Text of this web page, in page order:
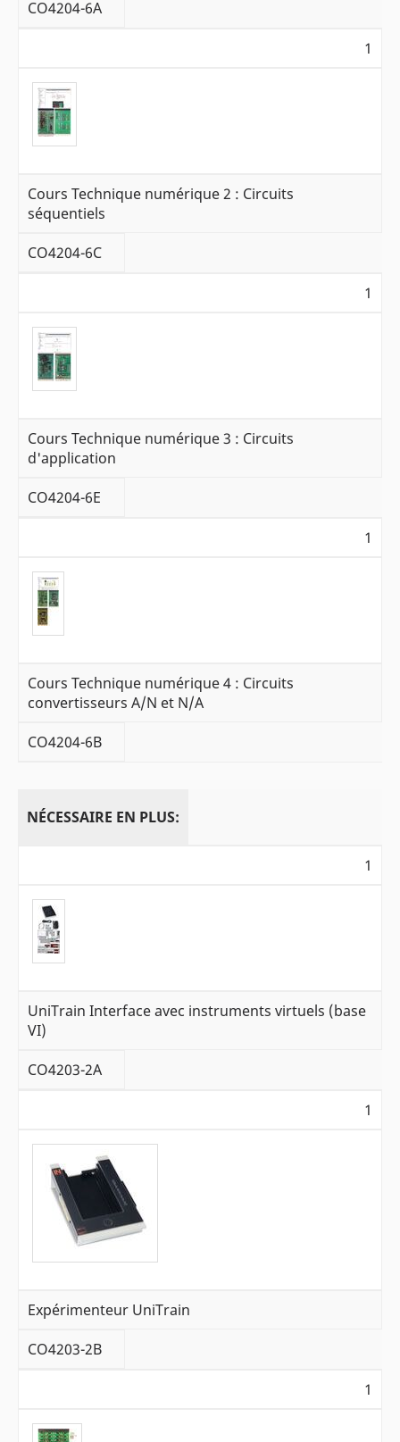
CO4204-6A
1
Cours Technique numérique 2 : Circuits
séquentiels
CO4204-6C
1
Cours Technique numérique 3 : Circuits
d'application
CO4204-6E
1
Cours Technique numérique 4 : Circuits
convertisseurs A/N et N/A
CO4204-6B
NÉCESSAIRE EN PLUS:
1
UniTrain Interface avec instruments virtuels (base
VI)
CO4203-2A
1
Expérimenteur UniTrain
CO4203-2B
1